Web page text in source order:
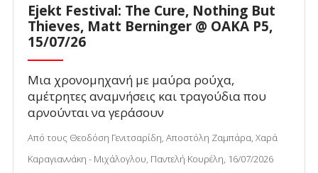
Ejekt Festival: The Cure, Nothing But
Thieves, Matt Berninger @ ΟΑΚΑ P5,
15/07/26
Μια χρονομηχανή με μαύρα ρούχα,
αμέτρητες αναμνήσεις και τραγούδια που
αρνούνται να γεράσουν
Από τους Θεοδόση Γενιτσαρίδη, Αποστόλη Ζαμπάρα, Χαρά
Καραγιαννάκη - Μιχάλογλου, Παντελή Κουρέλη, 16/07/2026